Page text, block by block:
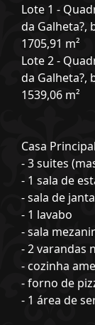
Lote 1 -
da Galheta?,
1705,91 m²
Lote 2 -
da Galheta?,
1539,06 m²
Casa
- 3 suites
- 1 sala de
- sala de
- 1 lavabo
- sala
- 2 varandas
- cozinha
- forno de
- 1 área de